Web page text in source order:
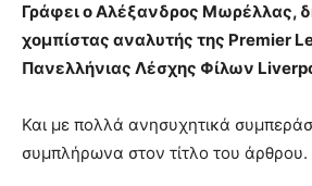
Γράφει ο Αλέξανδρος Μωρέλλας,
χομπίστας αναλυτής της Premier
Πανελλήνιας Λέσχης Φίλων
Και με πολλά ανησυχητικά
συμπλήρωνα στον τίτλο του άρθρου.